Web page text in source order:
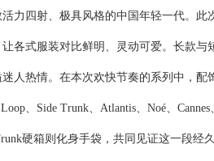
活力四射、极具风格的中国年轻一代。 此
让各式服装对比鲜明 、灵动可爱。 长款与
人热情。 在本次欢快节奏的系列中 ，配
Loop、 Side Trunk、 Atlantis、 Noé、 Cannes
硬箱则化身手袋， 共同见证这一段经